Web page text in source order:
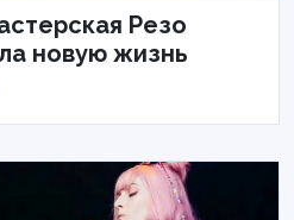
Резо
новую жизнь